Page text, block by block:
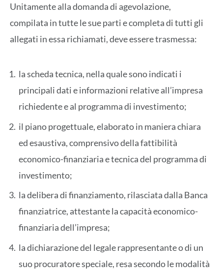
Unitamente alla domanda di agevolazione,
compilata in tutte le sue parti e completa di tutti gli
allegati in essa richiamati, deve essere trasmessa:
la scheda tecnica, nella quale sono indicati i
principali dati e informazioni relative all’impresa
richiedente e al programma di investimento;
il piano progettuale, elaborato in maniera chiara
ed esaustiva, comprensivo della fattibilità
economico-finanziaria e tecnica del programma di
investimento;
la delibera di finanziamento, rilasciata dalla Banca
finanziatrice, attestante la capacità economico-
finanziaria dell’impresa;
la dichiarazione del legale rappresentante o di un
suo procuratore speciale, resa secondo le modalità